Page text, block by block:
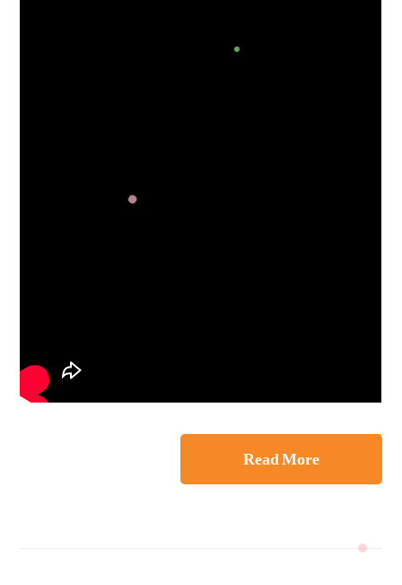
Read More